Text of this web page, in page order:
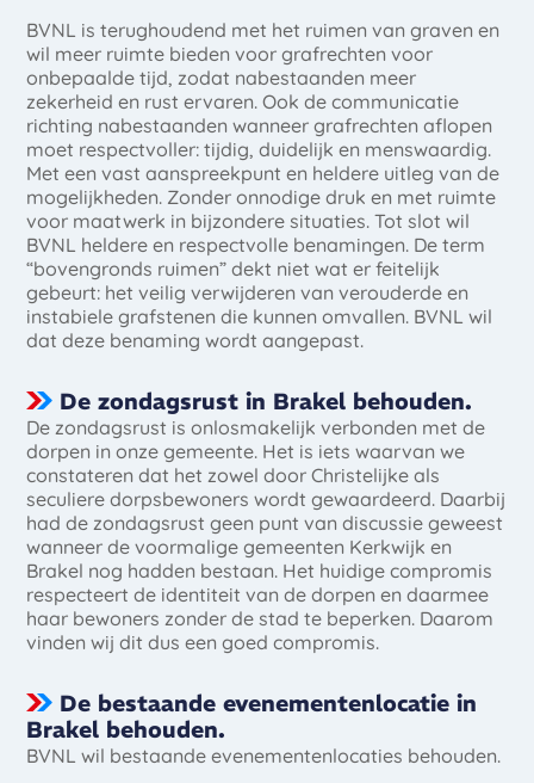
BVNL is terughoudend met het ruimen van graven en
wil meer ruimte bieden voor grafrechten voor
onbepaalde tijd, zodat nabestaanden meer
zekerheid en rust ervaren. Ook de communicatie
richting nabestaanden wanneer grafrechten aflopen
moet respectvoller: tijdig, duidelijk en menswaardig.
Met een vast aanspreekpunt en heldere uitleg van de
mogelijkheden. Zonder onnodige druk en met ruimte
voor maatwerk in bijzondere situaties. Tot slot wil
BVNL heldere en respectvolle benamingen. De term
“bovengronds ruimen” dekt niet wat er feitelijk
gebeurt: het veilig verwijderen van verouderde en
instabiele grafstenen die kunnen omvallen. BVNL wil
dat deze benaming wordt aangepast.
De zondagsrust in Brakel behouden.
De zondagsrust is onlosmakelijk verbonden met de
dorpen in onze gemeente. Het is iets waarvan we
constateren dat het zowel door Christelijke als
seculiere dorpsbewoners wordt gewaardeerd. Daarbij
had de zondagsrust geen punt van discussie geweest
wanneer de voormalige gemeenten Kerkwijk en
Brakel nog hadden bestaan. Het huidige compromis
respecteert de identiteit van de dorpen en daarmee
haar bewoners zonder de stad te beperken. Daarom
vinden wij dit dus een goed compromis.
De bestaande evenementenlocatie in
Brakel behouden.
BVNL wil bestaande evenementenlocaties behouden.